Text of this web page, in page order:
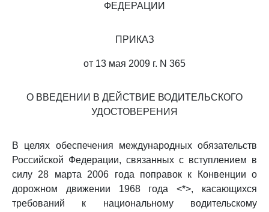
ФЕДЕРАЦИИ
ПРИКАЗ
от 13 мая 2009 г. N 365
О ВВЕДЕНИИ В ДЕЙСТВИЕ ВОДИТЕЛЬСКОГО
УДОСТОВЕРЕНИЯ
В целях обеспечения международных обязательств
Российской Федерации, связанных с вступлением в
силу 28 марта 2006 года поправок к Конвенции о
дорожном движении 1968 года <*>, касающихся
требований к национальному водительскому